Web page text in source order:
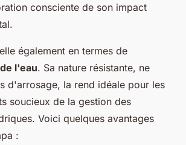
consciente de son impact
également en termes de
l'eau. Sa nature résistante, ne
d'arrosage, la rend idéale pour les
soucieux de la gestion des
Voici quelques avantages
: